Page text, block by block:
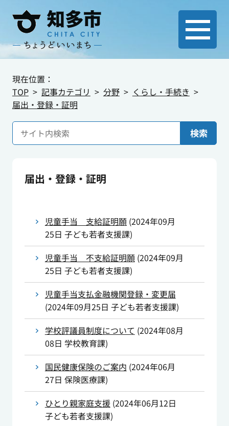
現在位置：
TOP
記事カテゴリ 分野
くらし・手続き
届出・登録・証明
検索
届出・登録・証明
児童手当 支給証明願(2024年09月
25日 子ども若者支援課)
児童手当 不支給証明願(2024年09月
25日 子ども若者支援課)
児童手当支払金融機関登録・変更届
(2024年09月25日 子ども若者支援課)
学校評議員制度について (2024年08月
08日 学校教育課)
国民健康保険のご案内 (2024年06月
27日 保険医療課)
ひとり親家庭支援(2024年06月12日
子ども若者支援課)